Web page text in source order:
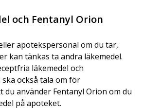
och Fentanyl Orion
apotekspersonal om du tar,
kan tänkas ta andra läkemedel.
läkemedel och
också tala om för
använder Fentanyl Orion om du
på apoteket.